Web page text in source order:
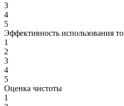
3
4
5
Эффективность использования
1
2
3
4
5
Оценка чистоты
1